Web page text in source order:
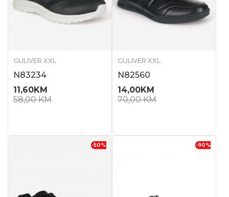
GULIVER XXL
N83234
11,60KM
58,00KM
GULIVER XXL
N82560
14,00KM
70,00KM
-50% -90%